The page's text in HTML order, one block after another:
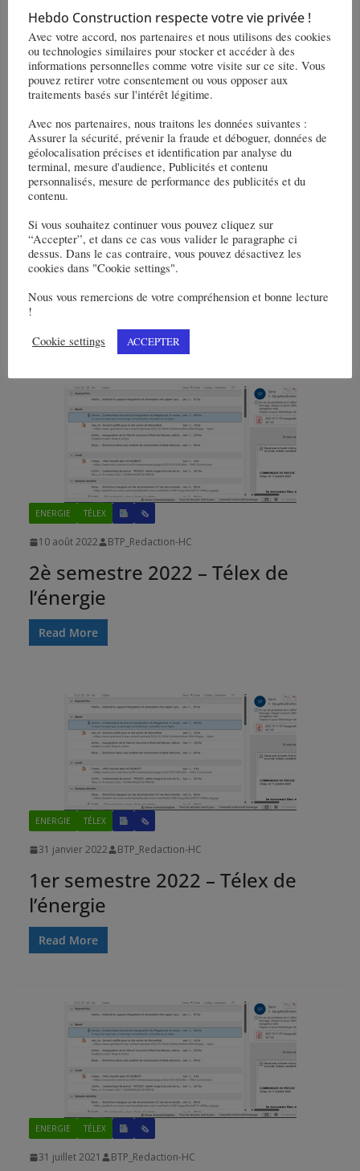
Read More
6 janvier 2023 BTP_Redaction-HC
1er semestre 2023 – Télex de
l’énergie
ENERGIE TÉLEX 🗞
10 août 2022 BTP_Redaction-HC
2è semestre 2022 – Télex de
l’énergie
Read More
ENERGIE TÉLEX 🗞
31 janvier 2022 BTP_Redaction-HC
1er semestre 2022 – Télex de
l’énergie
Read More
ENERGIE TÉLEX 🗞
31 juillet 2021 BTP_Redaction-HC
Hebdo Construction respecte votre vie privée !
Avec votre accord, nos partenaires et nous utilisons des cookies
ou technologies similaires pour stocker et accéder à des
informations personnelles comme votre visite sur ce site. Vous
pouvez retirer votre consentement ou vous opposer aux
traitements basés sur l'intérêt légitime.
Avec nos partenaires, nous traitons les données suivantes :
Assurer la sécurité, prévenir la fraude et déboguer, données de
géolocalisation précises et identification par analyse du
terminal, mesure d'audience, Publicités et contenu
personnalisés, mesure de performance des publicités et du
contenu.
Si vous souhaitez continuer vous pouvez cliquez sur
“Accepter”, et dans ce cas vous valider le paragraphe ci
dessus. Dans le cas contraire, vous pouvez désactivez les
cookies dans "Cookie settings".
Nous vous remercions de votre compréhension et bonne lecture
!
Cookie settings
ACCEPTER